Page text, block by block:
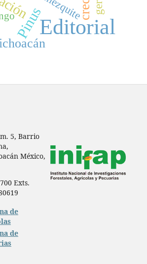
Editorial
Pinusmezquite
5, Barrio
México,
Exts.
de
de